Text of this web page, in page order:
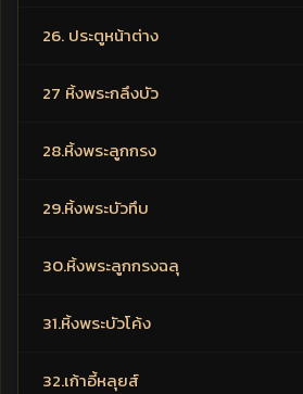
26. ประตูหน้าต่าง
27 หิ้งพระกลึงบัว
28.หิ้งพระลูกกรง
29.หิ้งพระบัวทึบ
30.หิ้งพระลูกกรงฉลุ
31.หิ้งพระบัวโค้ง
32.เก้าอี้หลุยส์